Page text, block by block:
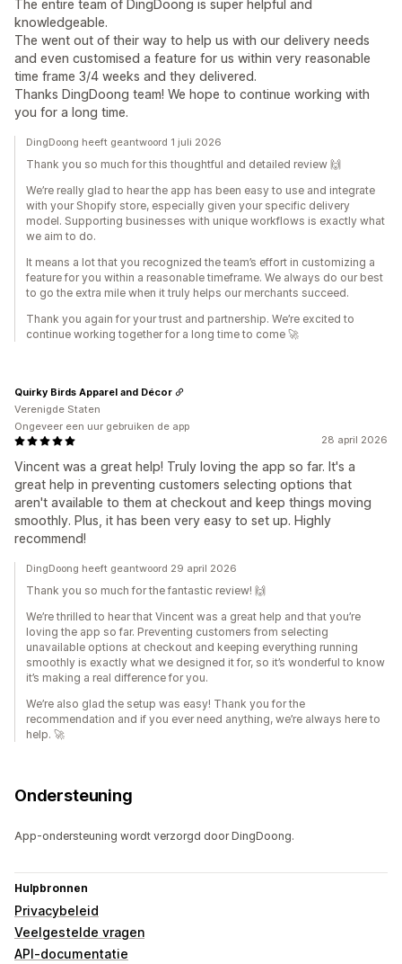
The entire team of DingDoong is super helpful and
knowledgeable.
The went out of their way to help us with our delivery needs
and even customised a feature for us within very reasonable
time frame 3/4 weeks and they delivered.
Thanks DingDoong team! We hope to continue working with
you for a long time.
DingDoong heeft geantwoord 1 juli 2026
Thank you so much for this thoughtful and detailed review 🙌
We’re really glad to hear the app has been easy to use and integrate
with your Shopify store, especially given your specific delivery
model. Supporting businesses with unique workflows is exactly what
we aim to do.
It means a lot that you recognized the team’s effort in customizing a
feature for you within a reasonable timeframe. We always do our best
to go the extra mile when it truly helps our merchants succeed.
Thank you again for your trust and partnership. We’re excited to
continue working together for a long time to come 🚀
28 april 2026
Vincent was a great help! Truly loving the app so far. It's a
great help in preventing customers selecting options that
aren't available to them at checkout and keep things moving
smoothly. Plus, it has been very easy to set up. Highly
recommend!
Quirky Birds Apparel and Décor
Verenigde Staten
Ongeveer een uur gebruiken de app
DingDoong heeft geantwoord 29 april 2026
Thank you so much for the fantastic review! 🙌
We’re thrilled to hear that Vincent was a great help and that you’re
loving the app so far. Preventing customers from selecting
unavailable options at checkout and keeping everything running
smoothly is exactly what we designed it for, so it’s wonderful to know
it’s making a real difference for you.
We’re also glad the setup was easy! Thank you for the
recommendation and if you ever need anything, we’re always here to
help. 🚀
Ondersteuning
App-ondersteuning wordt verzorgd door DingDoong.
Hulpbronnen
Privacybeleid
Veelgestelde vragen
API-documentatie